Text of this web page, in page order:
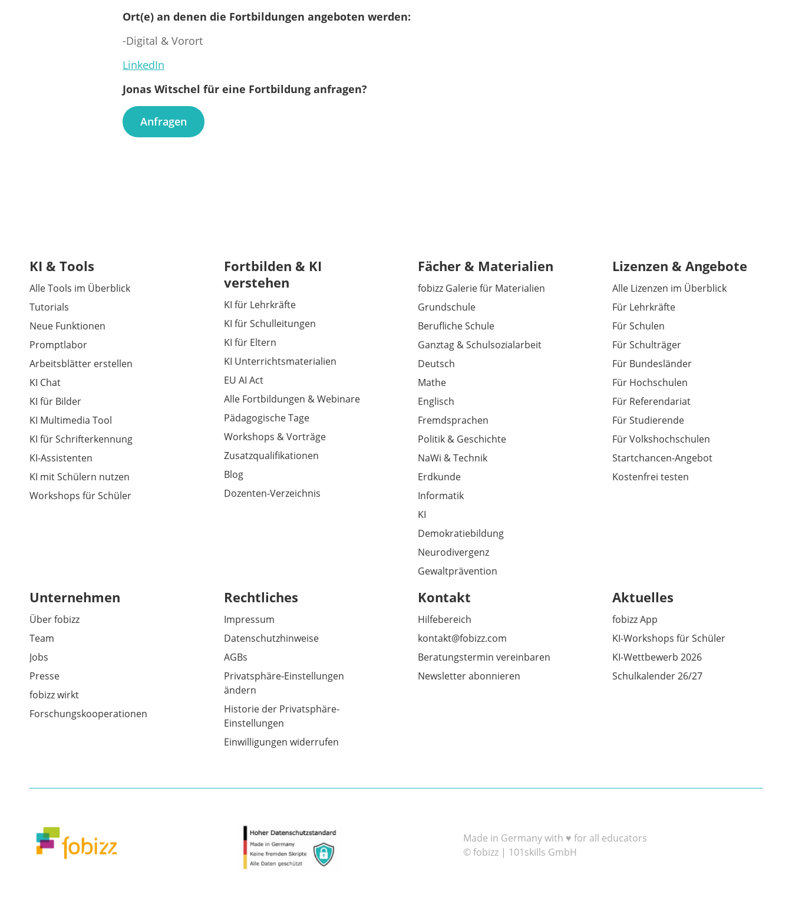
Ort(e) an denen die Fortbildungen angeboten werden:
-Digital & Vorort
LinkedIn
Jonas Witschel für eine Fortbildung anfragen?
Anfragen
KI & Tools
Alle Tools im Überblick
Tutorials
Neue Funktionen
Promptlabor
Arbeitsblätter erstellen
KI Chat
KI für Bilder
KI Multimedia Tool
KI für Schrifterkennung
KI-Assistenten
KI mit Schülern nutzen
Workshops für Schüler
Fortbilden & KI
verstehen
KI für Lehrkräfte
KI für Schulleitungen
KI für Eltern
KI Unterrichtsmaterialien
EU AI Act
Alle Fortbildungen & Webinare
Pädagogische Tage
Workshops & Vorträge
Zusatzqualifikationen
Blog
Dozenten-Verzeichnis
Fächer & Materialien
fobizz Galerie für Materialien
Grundschule
Berufliche Schule
Ganztag & Schulsozialarbeit
Deutsch
Mathe
Englisch
Fremdsprachen
Politik & Geschichte
NaWi & Technik
Erdkunde
Informatik
KI
Demokratiebildung
Neurodivergenz
Gewaltprävention
Lizenzen & Angebote
Alle Lizenzen im Überblick
Für Lehrkräfte
Für Schulen
Für Schulträger
Für Bundesländer
Für Hochschulen
Für Referendariat
Für Studierende
Für Volkshochschulen
Startchancen-Angebot
Kostenfrei testen
Unternehmen
Über fobizz
Team
Jobs
Presse
fobizz wirkt
Forschungskooperationen
Rechtliches
Impressum
Datenschutzhinweise
AGBs
Privatsphäre-Einstellungen
ändern
Historie der Privatsphäre-
Einstellungen
Einwilligungen widerrufen
Kontakt
Hilfebereich
kontakt@fobizz.com
Beratungstermin vereinbaren
Newsletter abonnieren
Aktuelles
fobizz App
KI-Workshops für Schüler
KI-Wettbewerb 2026
Schulkalender 26/27
Made in Germany with ♥ for all educators
© fobizz | 101skills GmbH